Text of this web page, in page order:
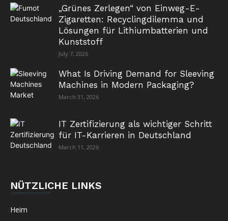
„Grünes Zerlegen“ von Einweg-E-
Zigaretten: Recyclingdilemma und
Lösungen für Lithiumbatterien und
Kunststoff
July 7, 2026
What Is Driving Demand for Sleeving
Machines in Modern Packaging?
March 31, 2026
IT Zertifizierung als wichtiger Schritt
für IT-Karrieren in Deutschland
March 11, 2026
NÜTZLICHE LINKS
Heim